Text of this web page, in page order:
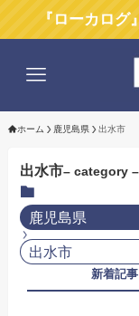
『ローカログ』
ホーム 鹿児島県 出水市
出水市– category –
鹿児島県
出水市
新着記事